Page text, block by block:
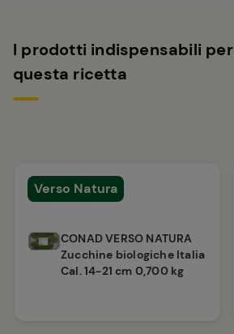
I prodotti indispensabili per
questa ricetta
Verso Natura
CONAD VERSO NATURA
Zucchine biologiche Italia
Cal. 14-21 cm 0,700 kg